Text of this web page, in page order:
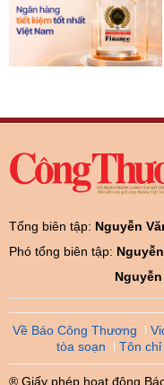
Tổng biên tập: Nguyễn
Phó tổng biên tập:
Về Báo Công Thương
tòa soạn
Tôn
® Giấy phép hoạt động